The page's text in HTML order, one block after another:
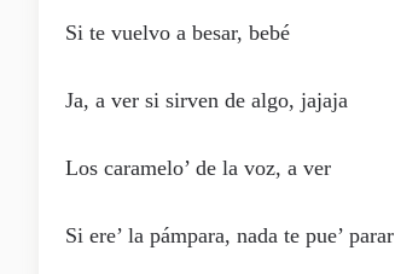
Si te vuelvo a besar, bebé
Ja, a ver si sirven de algo, jajaja
Los caramelo’ de la voz, a ver
Si ere’ la pámpara, nada te pue’ parar